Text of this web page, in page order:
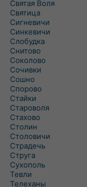
Святая Воля
Святица
Сигневичи
Синкевичи
Слобудка
Снитово
Соколово
Сочивки
Сошно
Спорово
Стайки
Староволя
Стахово
Столин
Столовичи
Страдечь
Струга
Сухополь
Тевли
Телеханы